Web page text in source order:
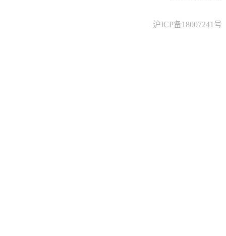
沪ICP备18007241号